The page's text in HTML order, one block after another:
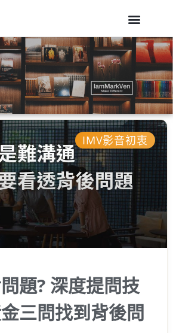
IMV影音初衷
題? 深度提問技
三問找到背後問